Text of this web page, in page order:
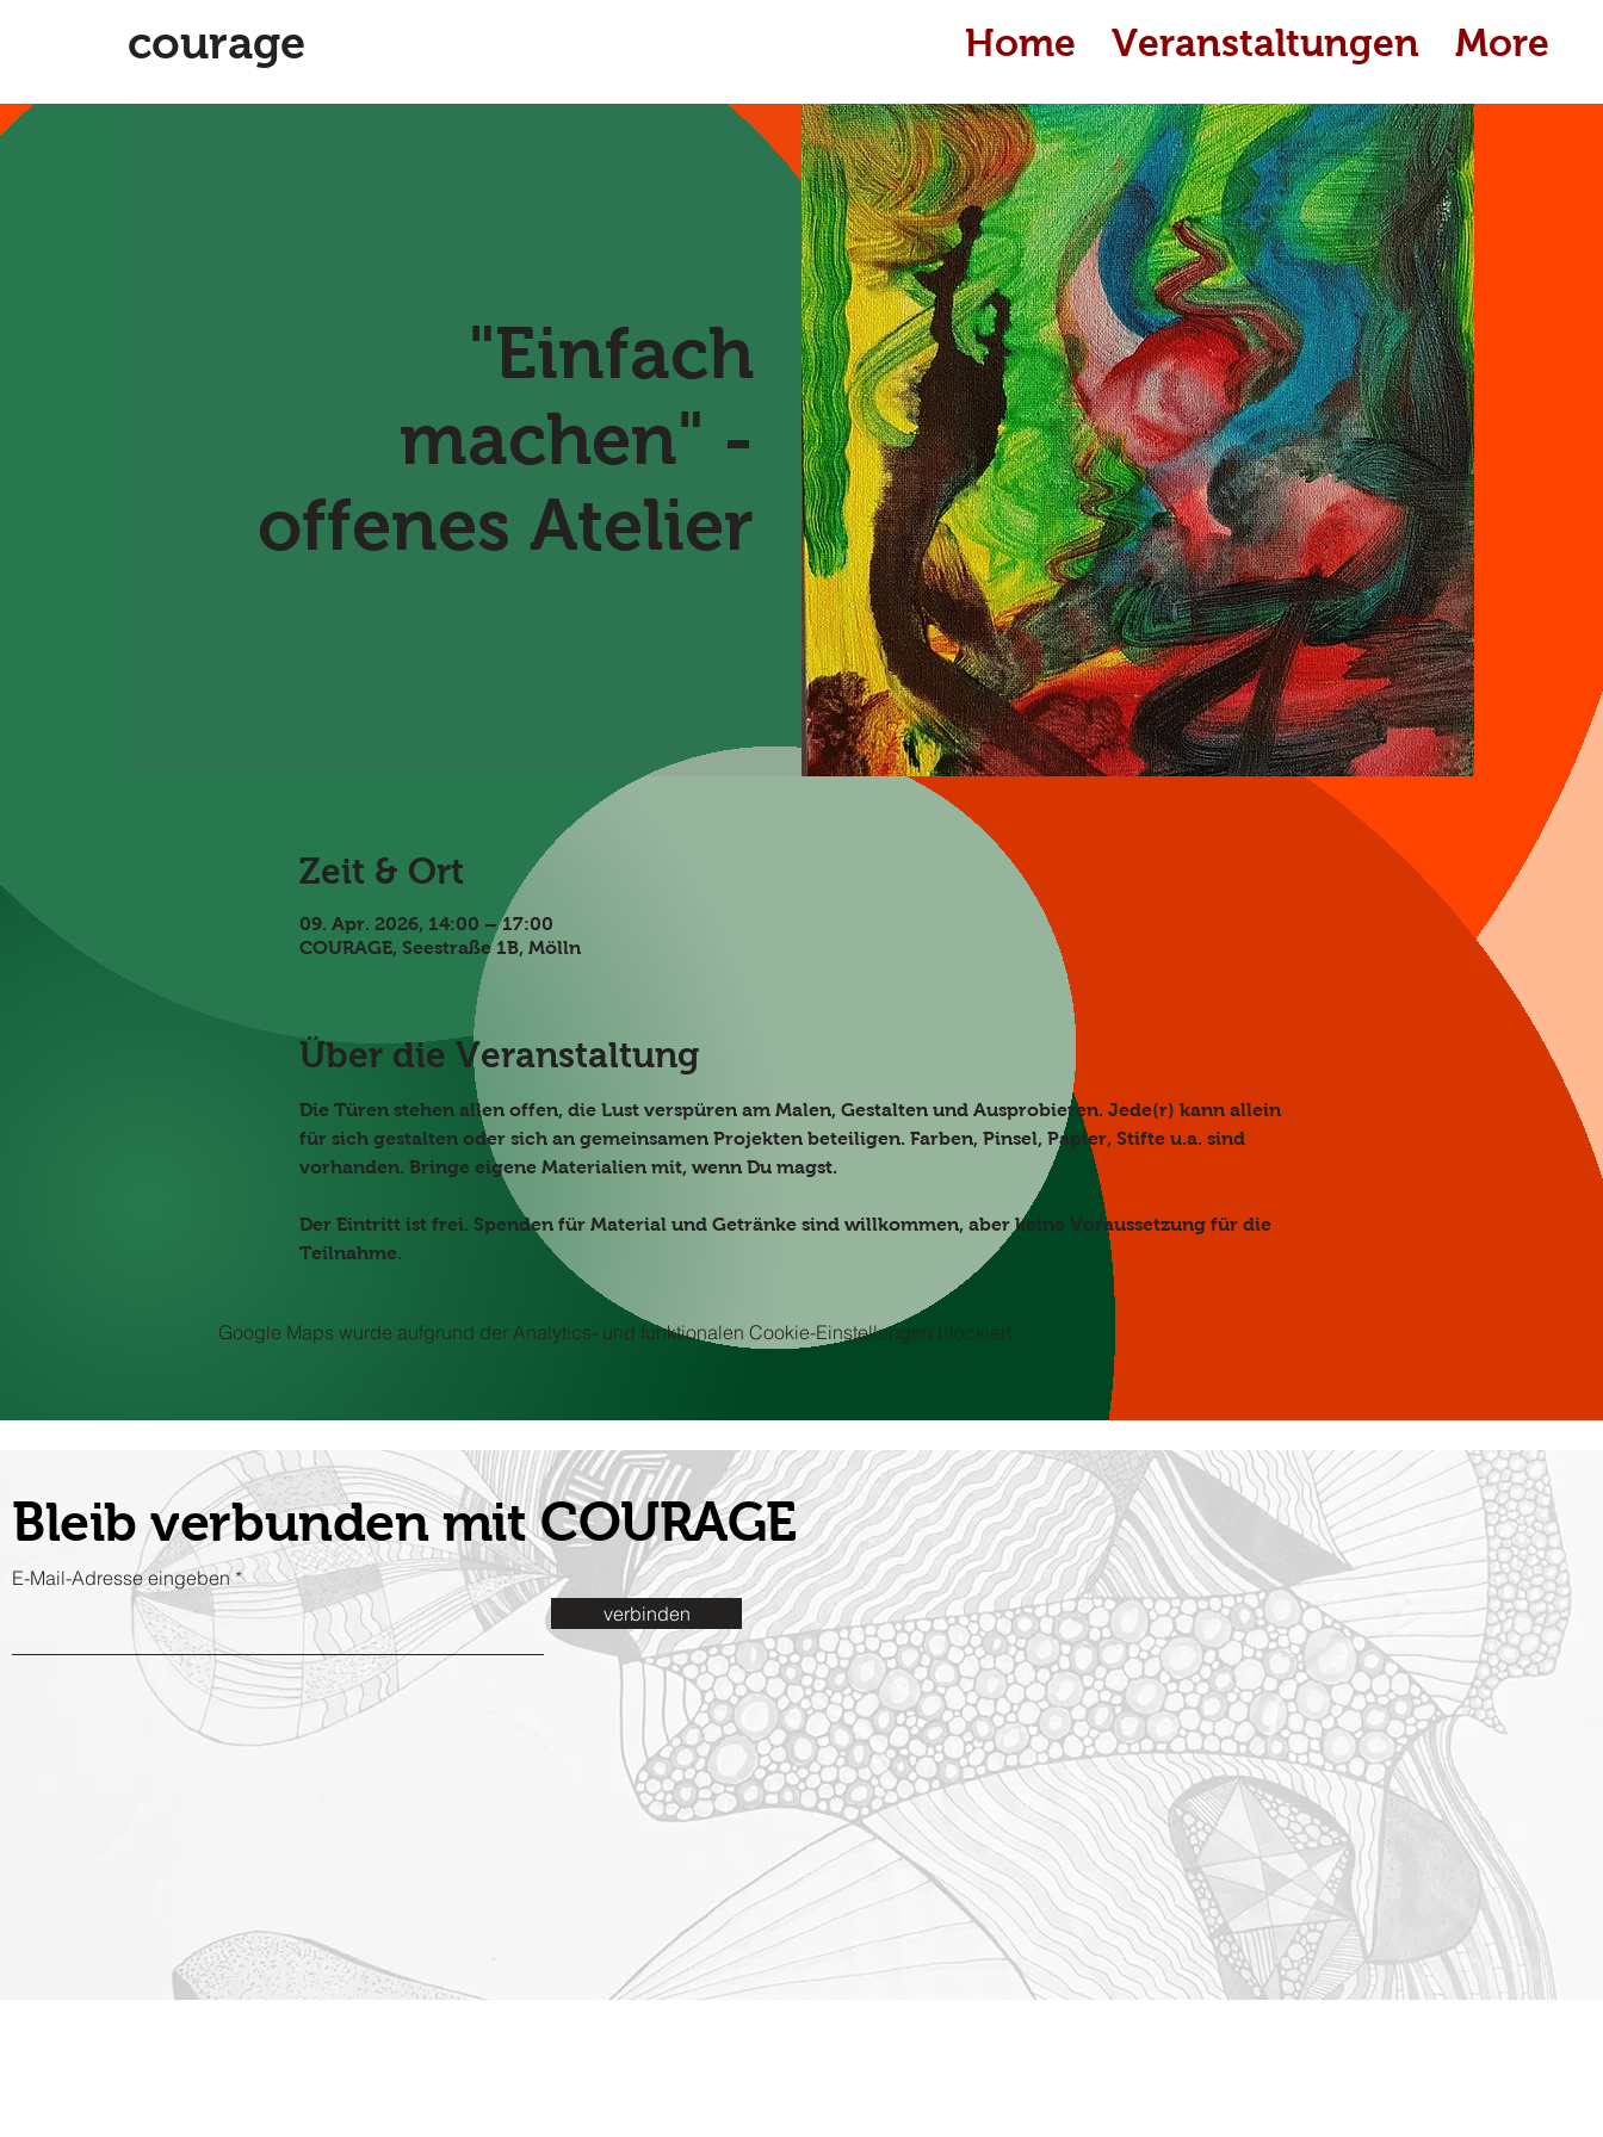
courage Home Veranstaltungen More
"Einfach
machen" -
offenes Atelier
Zeit & Ort
09. Apr. 2026, 14:00 – 17:00
COURAGE, Seestraße 1B, Mölln
Über die Veranstaltung
Die Türen stehen allen offen, die Lust verspüren am Malen, Gestalten und Ausprobieren. Jede(r) kann allein
für sich gestalten oder sich an gemeinsamen Projekten beteiligen. Farben, Pinsel, Papier, Stifte u.a. sind
vorhanden. Bringe eigene Materialien mit, wenn Du magst.
Der Eintritt ist frei. Spenden für Material und Getränke sind willkommen, aber keine Voraussetzung für die
Teilnahme.
Google Maps wurde aufgrund der Analytics- und funktionalen Cookie-Einstellungen blockiert.
Bleib verbunden mit COURAGE
E-Mail-Adresse eingeben
verbinden